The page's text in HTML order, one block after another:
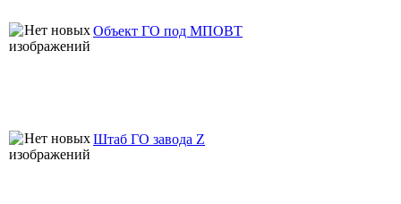
Объект ГО под МПОВТ
Штаб ГО завода Z